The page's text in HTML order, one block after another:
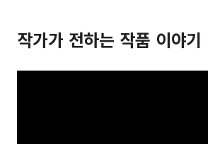
작가가 전하는 작품 이야기